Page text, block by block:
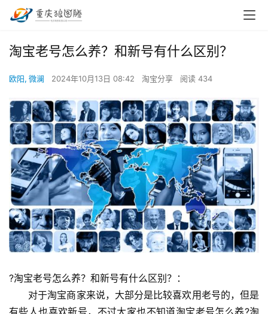
淘宝老号怎么养？和新号有什么区别？
欧阳, 微澜 2024年10月13日 08:42 淘宝分享 阅读 434
?淘宝老号怎么养？和新号有什么区别？：
对于淘宝商家来说，大部分是比较喜欢用老号的，但是